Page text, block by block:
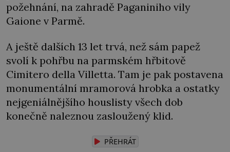
požehnání, na zahradě Paganiniho vily
Gaione v Parmě.
A ještě dalších 13 let trvá, než sám papež
svolí k pohřbu na parmském hřbitově
Cimitero della Villetta. Tam je pak postavena
monumentální mramorová hrobka a ostatky
nejgeniálnějšího houslisty všech dob
konečně naleznou zasloužený klid.
PŘEHRÁT